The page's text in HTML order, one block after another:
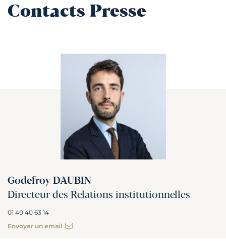
Contacts Presse
Godefroy DAUBIN
Directeur des Relations institutionnelles
01 40 40 63 14
Envoyer un email